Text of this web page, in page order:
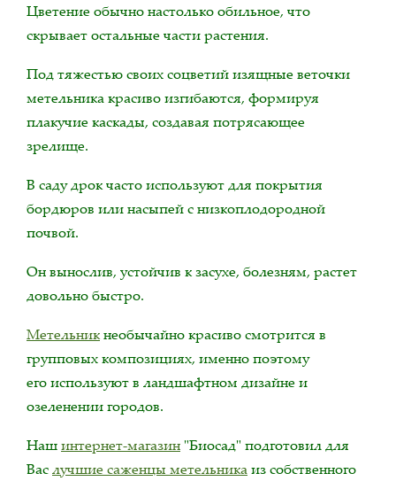
Цветение обычно настолько обильное, что
скрывает остальные части растения.
Под тяжестью своих соцветий изящные веточки
метельника красиво изгибаются, формируя
плакучие каскады, создавая потрясающее
зрелище.
В саду дрок часто используют для покрытия
бордюров или насыпей с низкоплодородной
почвой.
Он вынослив, устойчив к засухе, болезням, растет
довольно быстро.
Метельникнеобычайно красиво смотрится в
групповых композициях, именно поэтому
его используют в ландшафтном дизайне и
озеленении городов.
Нашинтернет-магазин "Биосад" подготовил для
Васлучшие саженцы метельникаиз собственного